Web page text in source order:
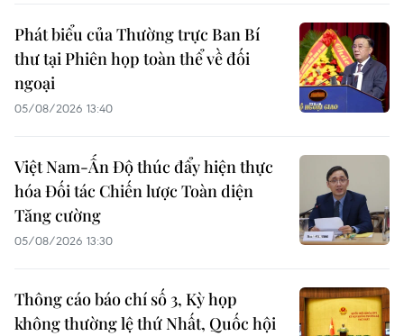
Phát biểu của Thường trực Ban Bí
thư tại Phiên họp toàn thể về đối
ngoại
05/08/2026 13:40
Việt Nam-Ấn Độ thúc đẩy hiện thực
hóa Đối tác Chiến lược Toàn diện
Tăng cường
05/08/2026 13:30
Thông cáo báo chí số 3, Kỳ họp
không thường lệ thứ Nhất, Quốc hội